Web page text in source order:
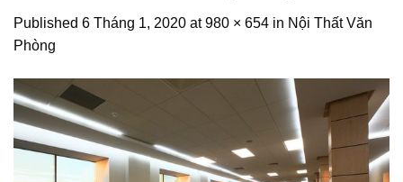
Published 6 Tháng 1, 2020 at980 × 654 in Nội Thất Văn
Phòng